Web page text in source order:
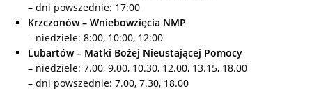
– dni powszednie: 17:00
Krzczonów – Wniebowzięcia NMP
– niedziele: 8:00, 10:00, 12:00
Lubartów – Matki Bożej Nieustającej Pomocy
– niedziele: 7.00, 9.00, 10.30, 12.00, 13.15, 18.00
– dni powszednie: 7.00, 7.30, 18.00